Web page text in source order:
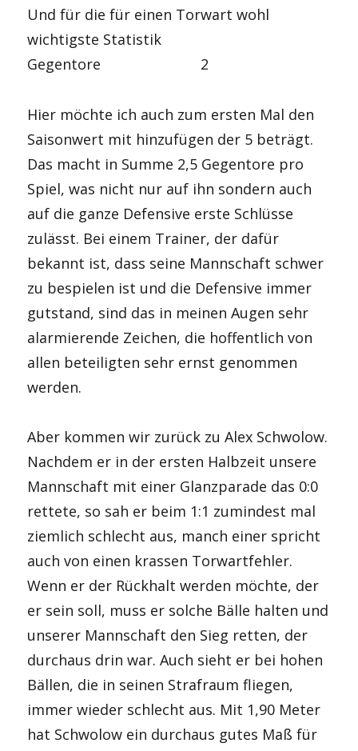
Und für die für einen Torwart wohl
wichtigste Statistik
Gegentore 2
Hier möchte ich auch zum ersten Mal den
Saisonwert mit hinzufügen der 5 beträgt.
Das macht in Summe 2,5 Gegentore pro
Spiel, was nicht nur auf ihn sondern auch
auf die ganze Defensive erste Schlüsse
zulässt. Bei einem Trainer, der dafür
bekannt ist, dass seine Mannschaft schwer
zu bespielen ist und die Defensive immer
gutstand, sind das in meinen Augen sehr
alarmierende Zeichen, die hoffentlich von
allen beteiligten sehr ernst genommen
werden.
Aber kommen wir zurück zu Alex Schwolow.
Nachdem er in der ersten Halbzeit unsere
Mannschaft mit einer Glanzparade das 0:0
rettete, so sah er beim 1:1 zumindest mal
ziemlich schlecht aus, manch einer spricht
auch von einen krassen Torwartfehler.
Wenn er der Rückhalt werden möchte, der
er sein soll, muss er solche Bälle halten und
unserer Mannschaft den Sieg retten, der
durchaus drin war. Auch sieht er bei hohen
Bällen, die in seinen Strafraum fliegen,
immer wieder schlecht aus. Mit 1,90 Meter
hat Schwolow ein durchaus gutes Maß für